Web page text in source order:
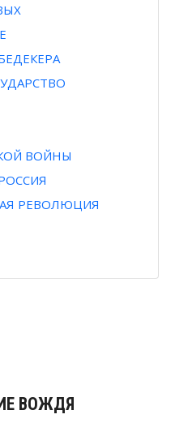
ВОЙНЫ
РЕВОЛЮЦИЯ
ВОЖДЯ